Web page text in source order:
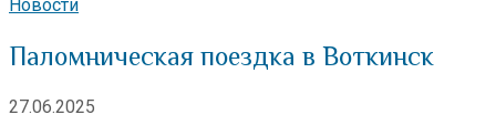
Новости
Паломническая поездка в Воткинск
27.06.2025